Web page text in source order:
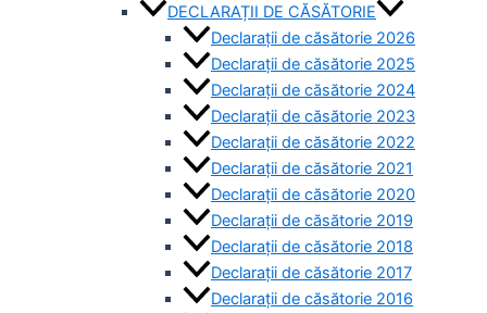
DECLARAȚII DE CĂSĂTORIE
Declarații de căsătorie 2026
Declarații de căsătorie 2025
Declarații de căsătorie 2024
Declarații de căsătorie 2023
Declarații de căsătorie 2022
Declarații de căsătorie 2021
Declarații de căsătorie 2020
Declarații de căsătorie 2019
Declarații de căsătorie 2018
Declarații de căsătorie 2017
Declarații de căsătorie 2016